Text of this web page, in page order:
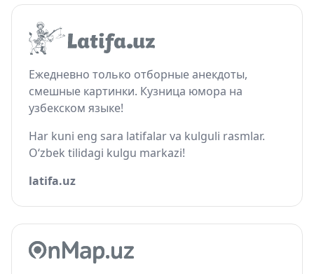
Ежедневно только отборные анекдоты,
смешные картинки. Кузница юмора на
узбекском языке!
Har kuni eng sara latifalar va kulguli rasmlar.
O‘zbek tilidagi kulgu markazi!
latifa.uz